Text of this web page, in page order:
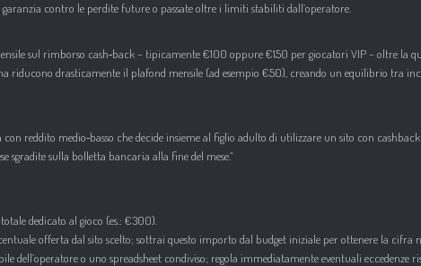
contro le perdite future o passate oltre i limiti stabiliti dall’operatore.
sul rimborso cash‑back – tipicamente €100 oppure €150 per giocatori VIP – oltre la
riducono drasticamente il plafond mensile (ad esempio €50), creando un equilibrio tra
reddito medio‑basso che decide insieme al figlio adulto di utilizzare un sito con
sgradite sulla bolletta bancaria alla fine del mese.“
dedicato al gioco (es.: €300).
offerta dal sito scelto; sottrai questo importo dal budget iniziale per ottenere la
dell’operatore o uno spreadsheet condiviso; regola immediatamente eventuali eccedenze